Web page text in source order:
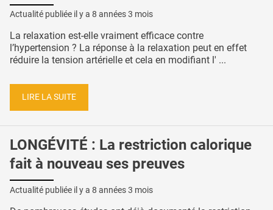
Actualité publiée il y a 8 années 3 mois
La relaxation est-elle vraiment efficace contre
l’hypertension ? La réponse à la relaxation peut en effet
réduire la tension artérielle et cela en modifiant l' ...
LIRE LA SUITE
LONGÉVITÉ : La restriction calorique
fait à nouveau ses preuves
Actualité publiée il y a 8 années 3 mois